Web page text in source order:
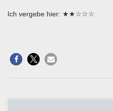
Ich vergebe hier: ★★☆☆☆